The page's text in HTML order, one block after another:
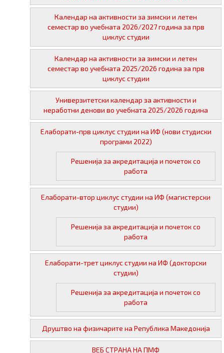
Календар на активности за зимски и летен
семестар во учебната 2026/2027 година за прв
циклус студии
Календар на активности за зимски и летен
семестар во учебната 2025/2026 година за прв
циклус студии
Универзитетски календар за активности и
неработни денови во учебната 2025/2026 година
Елаборати-прв циклус студии на ИФ (нови студиски
програми 2022)
Решенија за акредитација и почеток со
работа
Елаборати-втор циклус студии на ИФ (магистерски
студии)
Решенија за акредитација и почеток со
работа
Елаборати-трет циклус студии на ИФ (докторски
студии)
Решенија за акредитација и почеток со
работа
Друштво на физичарите на Република Македонија
ВЕБ СТРАНА НА ПМФ